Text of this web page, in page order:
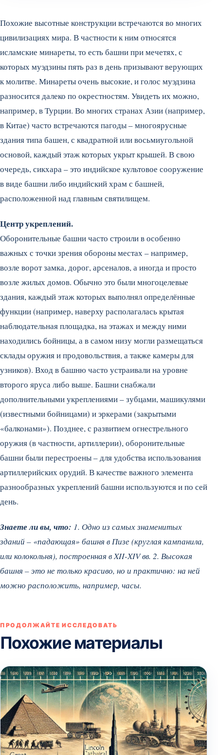
Похожие высотные конструкции встречаются во многих
цивилизациях мира. В частности к ним относятся
исламские минареты, то есть башни при мечетях, с
которых муэдзины пять раз в день призывают верующих
к молитве. Минареты очень высокие, и голос муэдзина
разносится далеко по окрестностям. Увидеть их можно,
например, в Турции. Во многих странах Азии (например,
в Китае) часто встречаются пагоды – многоярусные
здания типа башен, с квадратной или восьмиугольной
основой, каждый этаж которых укрыт крышей. В свою
очередь, сикхара – это индийское культовое сооружение
в виде башни либо индийский храм с башней,
расположенной над главным святилищем.
Центр укреплений.
Оборонительные башни часто строили в особенно
важных с точки зрения обороны местах – например,
возле ворот замка, дорог, арсеналов, а иногда и просто
возле жилых домов. Обычно это были многоцелевые
здания, каждый этаж которых выполнял определённые
функции (например, наверху располагалась крытая
наблюдательная площадка, на этажах и между ними
находились бойницы, а в самом низу могли размещаться
склады оружия и продовольствия, а также камеры для
узников). Вход в башню часто устраивали на уровне
второго яруса либо выше. Башни снабжали
дополнительными укреплениями – зубцами, машикулями
(известными бойницами) и эркерами (закрытыми
«балконами»). Позднее, с развитием огнестрельного
оружия (в частности, артиллерии), оборонительные
башни были перестроены – для удобства использования
артиллерийских орудий. В качестве важного элемента
разнообразных укреплений башни используются и по сей
день.
Знаете ли вы, что: 1. Одно из самых знаменитых
зданий – «падающая» башня в Пизе (круглая кампанила,
или колокольня), построенная в XII-XIV вв. 2. Высокая
башня – это не только красиво, но и практично: на ней
можно расположить, например, часы.
ПРОДОЛЖАЙТЕ ИССЛЕДОВАТЬ
Похожие материалы